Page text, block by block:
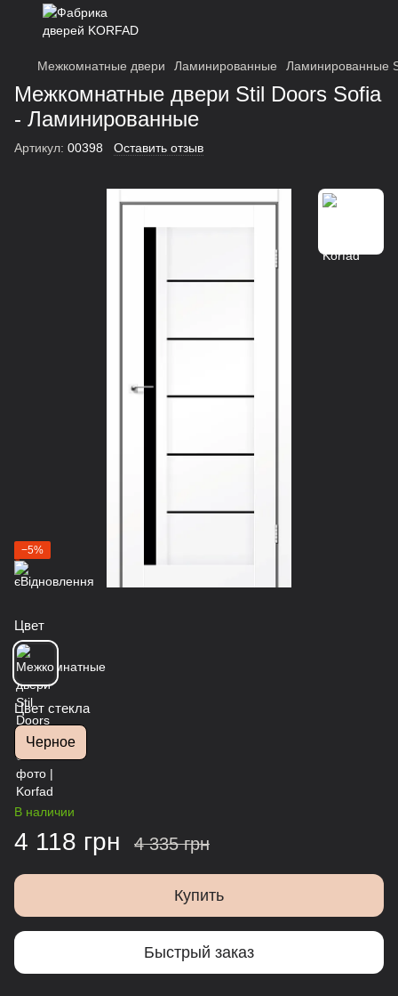
Межкомнатные двери Ламинированные Ламинированные
Межкомнатные двери Stil Doors Sofia
- Ламинированные
Артикул: 00398 Оставить отзыв
−5%
Цвет
Цвет стекла
Черное
В наличии
4 118 грн 4 335 грн
Купить
Быстрый заказ